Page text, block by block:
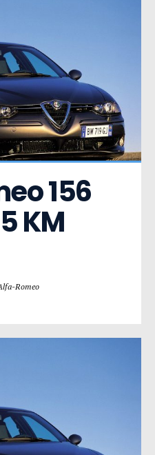
156
KM
Romeo